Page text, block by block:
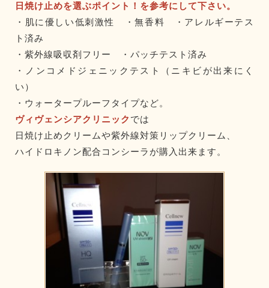
日焼け止めを選ぶポイント！を参考にして下さい。
・肌に優しい低刺激性 ・無香料 ・アレルギーテス
ト済み
・紫外線吸収剤フリー ・パッチテスト済み
・ノンコメドジェニックテスト（ニキビが出来にく
い）
・ウォータープルーフタイプなど。
ヴィヴェンシアクリニック では
日焼け止めクリームや紫外線対策リップクリーム、
ハイドロキノン配合コンシーラが購入出来ます。